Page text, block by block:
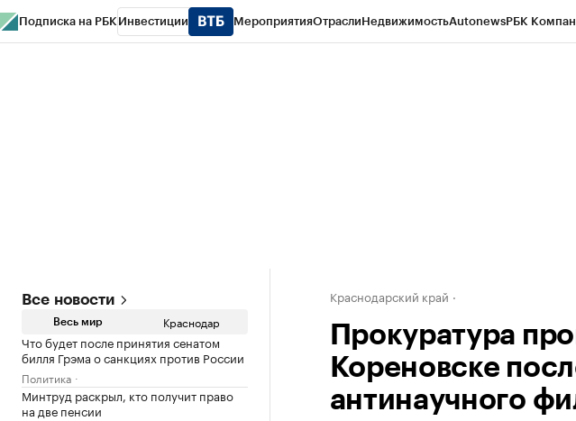
Подписка на РБК Инвестиции МероприятияОтраслиНедвижимостьAutonewsРБК
Все новости
Весь мир Краснодар
Что будет после принятия сенатом
билля Грэма о санкциях против России
Политика
Минтруд раскрыл, кто получит право
на две пенсии
Краснодарский край
Прокуратура
Кореновске
антинаучного